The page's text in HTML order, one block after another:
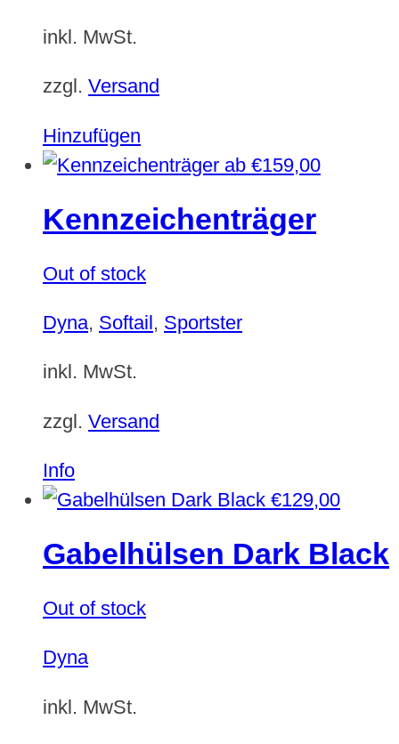
inkl. MwSt.
zzgl. Versand
Hinzufügen
ab €159,00
Kennzeichenträger
Out of stock
Dyna, Softail, Sportster
inkl. MwSt.
zzgl. Versand
InfoDieses
Produkt
mehrere
auf.
Optionen
können
€129,00
Gabelhülsen Dark Black
Out of stock
Dyna
inkl. MwSt.